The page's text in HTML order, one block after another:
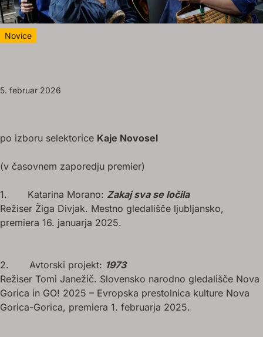
Novice
5. februar 2026
po izboru selektorice Kaje Novosel
(v časovnem zaporedju premier)
1. Katarina Morano: Zakaj sva se ločila
Režiser Žiga Divjak. Mestno gledališče ljubljansko,
premiera 16. januarja 2025.
2. Avtorski projekt: 1973
Režiser Tomi Janežič. Slovensko narodno gledališče Nova
Gorica in GO! 2025 – Evropska prestolnica kulture Nova
Gorica-Gorica, premiera 1. februarja 2025.